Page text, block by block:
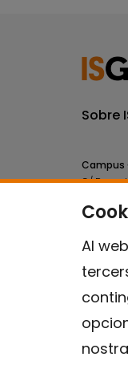
Al
nostra
Sobre
Campus
C/
Campus